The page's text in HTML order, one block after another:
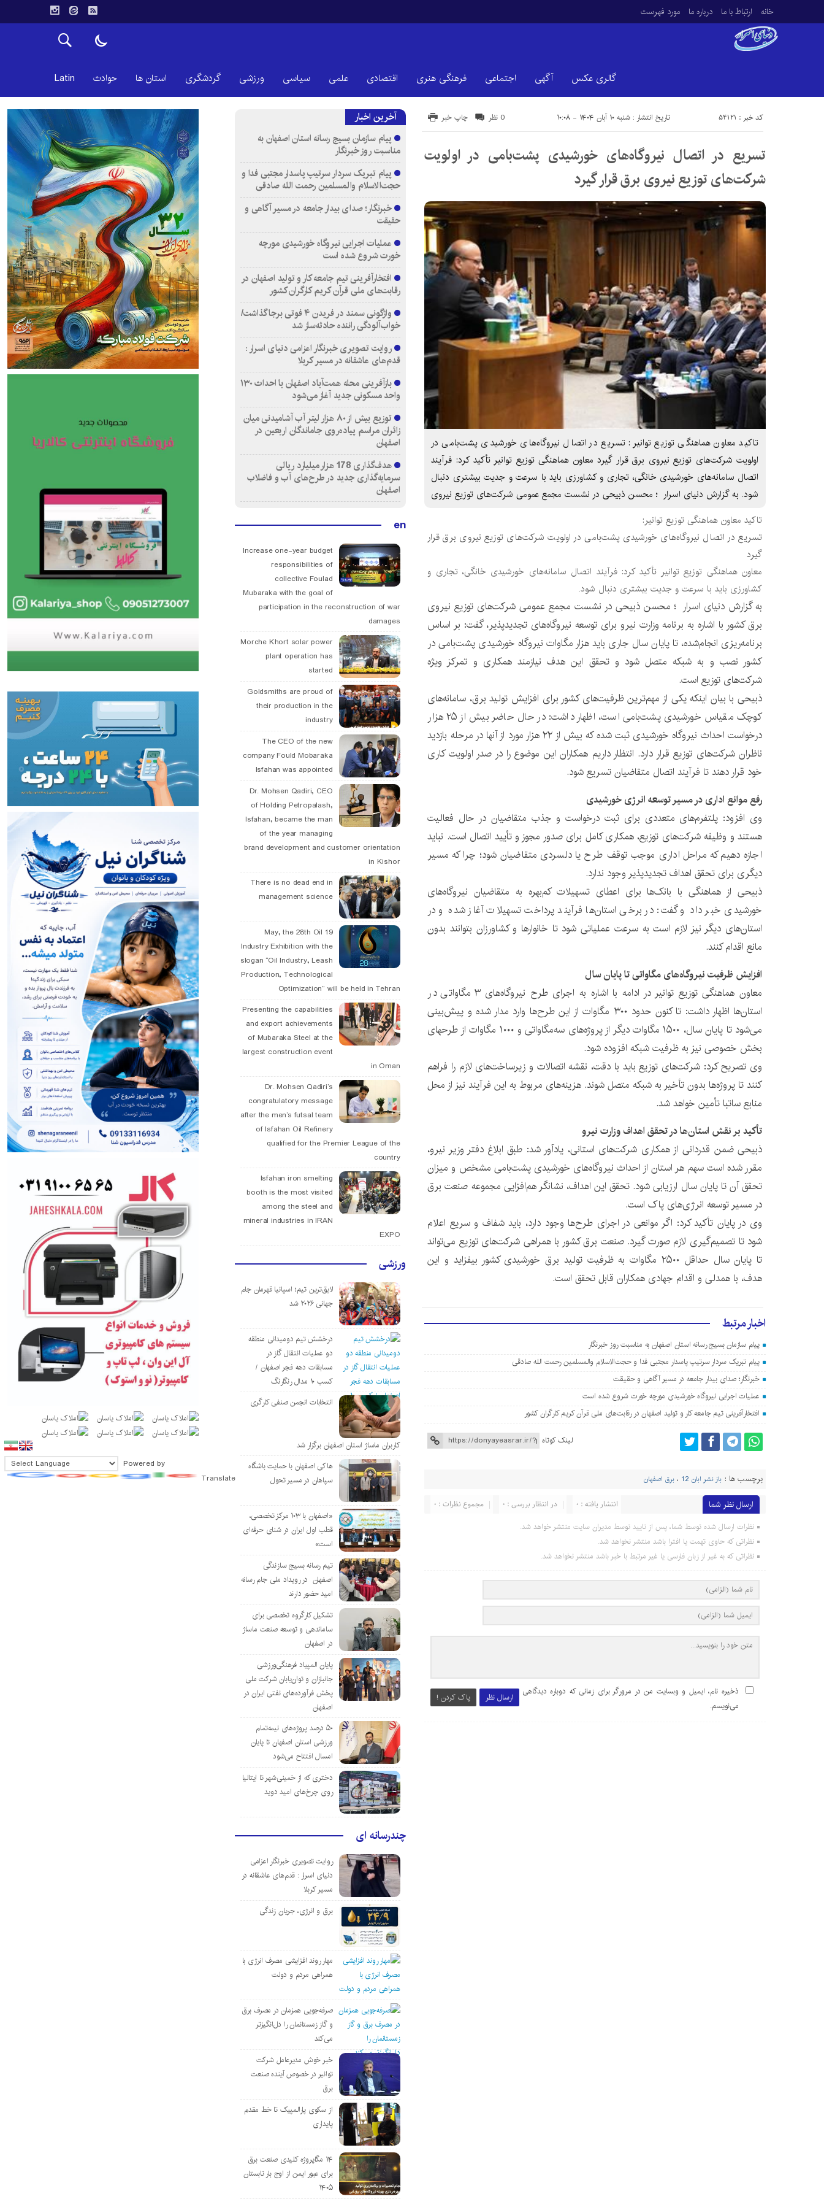
خانه ارتباط با ما درباره ما مورد فهرست
گالری عکس آگهی اجتماعی فرهنگی هنری اقتصادی علمی سیاسی ورزشی گردشگری استان ها حوادث Latin
تاریخ انتشار : شنبه ۱۰ آبان ۱۴۰۴ - ۱۰:۰۸ کد خبر : 54121 چاپ خبر 0 نظر
تسریع در اتصال نیروگاه‌های خورشیدی پشت‌بامی در اولویت
شركت‌های توزیع نیروی برق قرار گیرد
تاکید معاون هماهنگی توزیع توانیر: تسریع در اتصال نیروگاه‌های خورشیدی پشت‌بامی در
اولویت شركت‌های توزیع نیروی برق قرار گیرد معاون هماهنگی توزیع توانیر تأکید کرد: فرآیند
اتصال سامانه‌های خورشیدی خانگی، تجاری و کشاورزی باید با سرعت و جدیت بیشتری دنبال
شود. به گزارش دنیای اسرار ؛ محسن ذبیحی در نشست مجمع عمومی شرکت‌های توزیع نیروی
تاکید معاون هماهنگی توزیع توانیر:
تسریع در اتصال نیروگاه‌های خورشیدی پشت‌بامی در اولویت شركت‌های توزیع نیروی برق قرار
گیرد
معاون هماهنگی توزیع توانیر تأکید کرد: فرآیند اتصال سامانه‌های خورشیدی خانگی، تجاری و
کشاورزی باید با سرعت و جدیت بیشتری دنبال شود.
به گزارش دنیای اسرار ؛ محسن ذبیحی در نشست مجمع عمومی شرکت‌های توزیع نیروی
برق کشور با اشاره به برنامه وزارت نیرو برای توسعه نیروگاه‌های تجدیدپذیر، گفت: بر اساس
برنامه‌ریزی انجام‌شده، تا پایان سال جاری باید هزار مگاوات نیروگاه خورشیدی پشت‌بامی در
کشور نصب و به شبکه متصل شود و تحقق این هدف نیازمند همکاری و تمرکز ویژه
شرکت‌های توزیع است.
ذبیحی با بیان اینکه یکی از مهم‌ترین ظرفیت‌های کشور برای افزایش تولید برق، سامانه‌های
کوچک مقیاس خورشیدی پشت‌بامی است، اظهار داشت: در حال حاضر بیش از ۲۵ هزار
درخواست احداث نیروگاه خورشیدی ثبت شده که بیش از ۲۲ هزار مورد از آنها در مرحله بازدید
ناظران شرکت‌های توزیع قرار دارد. انتظار داریم همکاران این موضوع را در صدر اولویت کاری
خود قرار دهند تا فرآیند اتصال متقاضیان تسریع شود.
رفع موانع اداری در مسیر توسعه انرژی خورشیدی
وی افزود: پلتفرم‌های متعددی برای ثبت درخواست و جذب متقاضیان در حال فعالیت
هستند و وظیفه شرکت‌های توزیع، همکاری کامل برای صدور مجوز و تأیید اتصال است. نباید
اجازه دهیم که مراحل اداری موجب توقف طرح یا دلسردی متقاضیان شود؛ چرا که مسیر
دیگری برای تحقق اهداف تجدیدپذیر وجود ندارد.
ذبیحی از هماهنگی با بانک‌ها برای اعطای تسهیلات کم‌بهره به متقاضیان نیروگاه‌های
خورشیدی خبر داد و گفت: در برخی استان‌ها فرآیند پرداخت تسهیلات آغاز شده و در
استان‌های دیگر نیز لازم است به سرعت عملیاتی شود تا خانوارها و کشاورزان بتوانند بدون
مانع اقدام کنند.
افزایش ظرفیت نیروگاه‌های مگاواتی تا پایان سال
معاون هماهنگی توزیع توانیر در ادامه با اشاره به اجرای طرح نیروگاه‌های ۳ مگاواتی در
استان‌ها اظهار داشت: تا کنون حدود ۳۰۰ مگاوات از این طرح‌ها وارد مدار شده و پیش‌بینی
می‌شود تا پایان سال، ۱۵۰۰ مگاوات دیگر از پروژه‌های سه‌مگاواتی و ۱۰۰۰ مگاوات از طرحهای
بخش خصوصی نیز به ظرفیت شبکه افزوده شود.
وی تصریح کرد: شرکت‌های توزیع باید با دقت، نقشه اتصالات و زیرساخت‌های لازم را فراهم
کنند تا پروژه‌ها بدون تأخیر به شبکه متصل شوند. هزینه‌های مربوط به این فرآیند نیز از محل
منابع ساتبا تأمین خواهد شد.
تأکید بر نقش استان‌ها در تحقق اهداف وزارت نیرو
ذبیحی ضمن قدردانی از همکاری شرکت‌های استانی، یادآور شد: طبق ابلاغ دفتر وزیر نیرو،
مقرر شده است سهم هر استان از احداث نیروگاه‌های خورشیدی پشت‌بامی مشخص و میزان
تحقق آن تا پایان سال ارزیابی شود. تحقق این اهداف، نشانگر هم‌افزایی مجموعه صنعت برق
در مسیر توسعه انرژی‌های پاک است.
وی در پایان تأکید کرد: اگر موانعی در اجرای طرح‌ها وجود دارد، باید شفاف و سریع اعلام
شود تا تصمیم‌گیری لازم صورت گیرد. صنعت برق کشور با همراهی شرکت‌های توزیع می‌تواند
تا پایان سال حداقل ۲۵۰۰ مگاوات به ظرفیت تولید برق خورشیدی کشور بیفزاید و این
هدف، با همدلی و اقدام جهادی همکاران قابل تحقق است.
اخبار مرتبط
پیام سازمان بسیج رسانه استان اصفهان به مناسبت روز خبرنگار
پیام تبریک سردار سرتیپ پاسدار مجتبی فدا و حجت‌الاسلام والمسلمین رحمت الله صادقی
خبرنگار؛ صدای بیدار جامعه در مسیر آگاهی و حقیقت
عملیات اجرایی نیروگاه خورشیدی مورچه خورت شروع شده است
افتخارآفرینی تیم جامعه کار و تولید اصفهان در رقابت‌های ملی قرآن کریم کارگران کشور
لینک کوتاه
برچسب ها : باز نشر ابان 12 ،برق اصفهان
ارسال نظر شما مجموع نظرات : 0 در انتظار بررسی : 0 انتشار یافته : 0
نظرات ارسال شده توسط شما، پس از تایید توسط مدیران سایت منتشر خواهد شد.
نظراتی که حاوی تهمت یا افترا باشد منتشر نخواهد شد.
نظراتی که به غیر از زبان فارسی یا غیر مرتبط با خبر باشد منتشر نخواهد شد.
ارسال نظر پاک کردن !
ذخیره نام، ایمیل و وبسایت من در مرورگر برای زمانی که دوباره دیدگاهی
می‌نویسم.
آخرین اخبار
پیام سازمان بسیج رسانه استان اصفهان به
مناسبت روز خبرنگار
پیام تبریک سردار سرتیپ پاسدار مجتبی فدا و
حجت‌الاسلام والمسلمین رحمت الله صادقی
خبرنگار؛ صدای بیدار جامعه در مسیر آگاهی و
حقیقت
عملیات اجرایی نیروگاه خورشیدی مورچه
خورت شروع شده است
افتخارآفرینی تیم جامعه کار و تولید اصفهان در
رقابت‌های ملی قرآن کریم کارگران کشور
واژگونی سمند در فریدن ۴ فوتی برجا گذاشت/
خواب‌آلودگی راننده حادثه‌ساز شد
روایت تصویری خبرنگار اعزامی دنیای اسرار :
قدم‌های عاشقانه در مسیر کربلا
بازآفرینی محله همت‌آباد اصفهان با احداث ۱۳۰
واحد مسکونی جدید آغاز می‌شود
توزیع بیش از ۸۰ هزار لیتر آب آشامیدنی میان
زائران مراسم پیاده‌روی جاماندگان اربعین در
اصفهان
هدف‌گذاری 178 هزار میلیارد ریالی
سرمایه‌گذاری جدید در طرح‌های آب و فاضلاب
اصفهان
en
Increase one-year budget
responsibilities of
collective Foulad
Mubaraka with the goal of
participation in the reconstruction of war
damages
Morche Khort solar power
plant operation has
started
Goldsmiths are proud of
their production in the
industry
The CEO of the new
company Fould Mobaraka
Isfahan was appointed
Dr. Mohsen Qadiri, CEO
of Holding Petropalash,
Isfahan, became the man
of the year managing
brand development and customer orientation
in Kishor
There is no dead end in
management science
19 May, the 28th Oil
Industry Exhibition with the
slogan “Oil Industry, Leash
Production, Technological
Optimization” will be held in Tehran
Presenting the capabilities
and export achievements
of Mubaraka Steel at the
largest construction event
in Oman
Dr. Mohsen Qadiri’s
congratulatory message
after the men’s futsal team
of Isfahan Oil Refinery
qualified for the Premier League of the
country
Isfahan iron smelting
booth is the most visited
among the steel and
mineral industries in IRAN
EXPO
ورزشی
لایق‌ترین تیم؛ اسپانیا قهرمان جام
جهانی ۲۰۲۶ شد
درخشش تیم دومیدانی منطقه
دو عملیات انتقال گاز در
مسابقات دهه فجر اصفهان /
کسب ۱۰ مدال رنگارنگ
انتخابات انجمن صنفی کارگری
کاربران ماساژ استان اصفهان برگزار شد
هاکی اصفهان با حمایت باشگاه
سپاهان در مسیر تحول
«اصفهان با ۱۰۳ مرکز تخصصی،
قطب اول ایران در شنای حرفه‌ای
است»
تیم رسانه بسیج سازندگی
اصفهان در رویداد ملی جام رسانه
امید حضور دارند
تشکیل کارگروه تخصصی برای
ساماندهی و توسعه صنعت ماساژ
در اصفهان
پایان المپیاد فرهنگی‌ورزشی
جانبازان و توان‌یابان شرکت ملی
پخش فرآورده‌های نفتی ایران در
اصفهان
۵۰ درصد پروژه‌های نیمه‌تمام
ورزشی استان اصفهان تا پایان
امسال افتتاح می‌شود
دختری که از خمینی‌شهر تا ایتالیا
روی چرخ‌های امید دوید
چندرسانه ای
روایت تصویری خبرنگار اعزامی
دنیای اسرار : قدم‌های عاشقانه در
مسیر کربلا
برق و انرژی، جریان زندگی
مهار روند افزایشی مصرف انرژی با
همراهی مردم و دولت
صرفه‌جویی همزمان در مصرف برق
و گاز زمستانمان را دل‌انگیزتر
می‌کند
خبر خوش مدیرعامل شرکت
توانیر در خصوص آینده صنعت
برق
از سکوی پارالمپیک تا خط مقدم
پایداری
۱۴ مگاپروژه‌ کلیدی صنعت برق
برای عبور ایمن از اوج بار تابستان
۱۴۰۵
Powered by
Translate